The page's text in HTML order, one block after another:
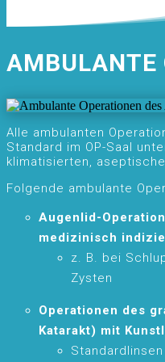
AMBULANTE
Alle ambulanten
Standard im OP-Saal
klimatisierten,
Folgende ambulante
Augenlid-
medizinisch
z. B. bei
Zysten
Operationen des
Katarakt) mit